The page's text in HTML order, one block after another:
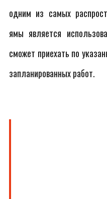
одним из самых
ямы является
сможет приехать по
запланированных работ.